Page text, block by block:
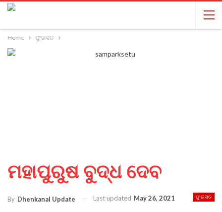
Home ଫୁରସତ
ମହାପୁରୁଷ ବୁଦ୍ଧ ଦେବ
ଫୁରସତ
By Dhenkanal Update Last updated May 26, 2021